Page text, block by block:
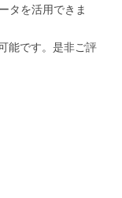
タを活用できま
能です。是非ご評